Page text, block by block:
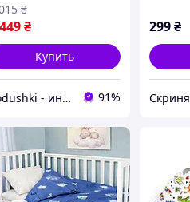
₴
₴
Купить
Podushki - интернет-магазин Подушки 91%
299₴